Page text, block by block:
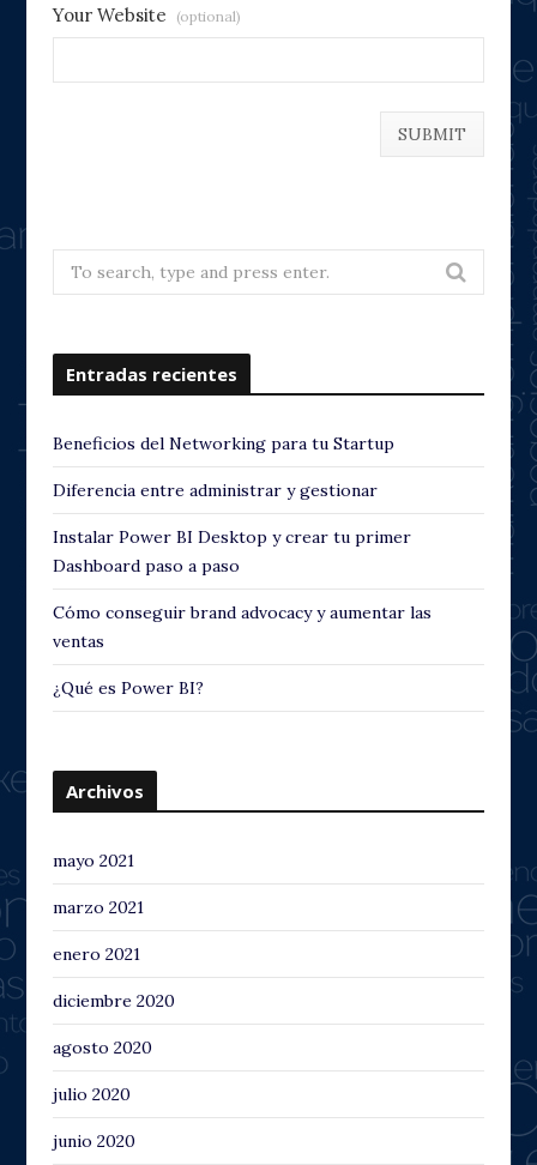
Your Website (optional)
Search
for:
Entradas recientes
Beneficios del Networking para tu Startup
Diferencia entre administrar y gestionar
Instalar Power BI Desktop y crear tu primer
Dashboard paso a paso
Cómo conseguir brand advocacy y aumentar las
ventas
¿Qué es Power BI?
Archivos
mayo 2021
marzo 2021
enero 2021
diciembre 2020
agosto 2020
julio 2020
junio 2020